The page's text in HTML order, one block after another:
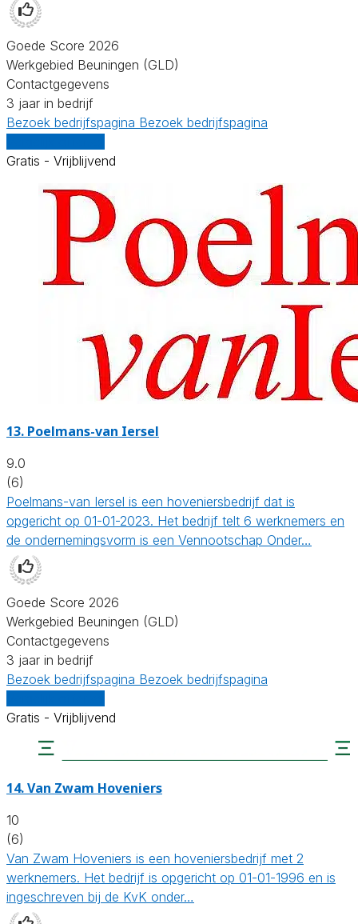
Goede Score 2026
Werkgebied Beuningen (GLD)
Contactgegevens
3 jaar in bedrijf
Bezoek bedrijfspagina Bezoek bedrijfspagina
Gratis - Vrijblijvend
13. Poelmans-van Iersel
9.0
(6)
Poelmans-van Iersel is een hoveniersbedrijf dat is
opgericht op 01-01-2023. Het bedrijf telt 6 werknemers en
de ondernemingsvorm is een Vennootschap Onder…
Goede Score 2026
Werkgebied Beuningen (GLD)
Contactgegevens
3 jaar in bedrijf
Bezoek bedrijfspagina Bezoek bedrijfspagina
Gratis - Vrijblijvend
14.Van Zwam Hoveniers
10
(6)
Van Zwam Hoveniers is een hoveniersbedrijf met 2
werknemers. Het bedrijf is opgericht op 01-01-1996 en is
ingeschreven bij de KvK onder…